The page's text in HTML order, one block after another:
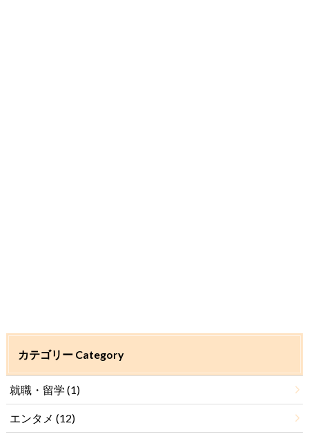
カテゴリー Category
就職・留学 (1)
エンタメ (12)